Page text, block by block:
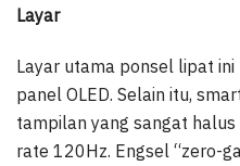
Layar
Layar utama ponsel lipat
panel OLED. Selain itu,
tampilan yang sangat
rate 120Hz. Engsel “zero-